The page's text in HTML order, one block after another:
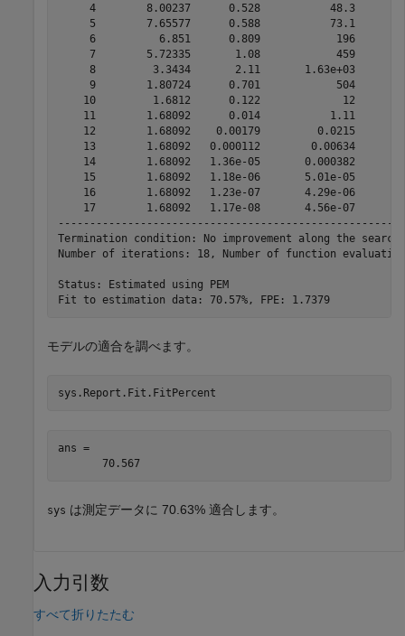
4        8.00237      0.528           48.3
5        7.65577      0.588           73.1
6          6.851      0.809            196
7        5.72335       1.08            459
8         3.3434       2.11       1.63e+03
9        1.80724      0.701            504
10         1.6812      0.122             12
11        1.68092      0.014           1.11
12        1.68092    0.00179         0.0215
13        1.68092   0.000112        0.00634
14        1.68092   1.36e-05       0.000382
15        1.68092   1.18e-06       5.01e-05
16        1.68092   1.23e-07       4.29e-06
17        1.68092   1.17e-08       4.56e-07
Termination condition: No improvement along the
Number of iterations: 18, Number of
Status: Estimated
モデルの適合を調べます。
sys.Report.Fit.FitPercent
ans =
       70.567
sys は測定データに 70.63% 適合します。
入力引数
すべて折りたたむ